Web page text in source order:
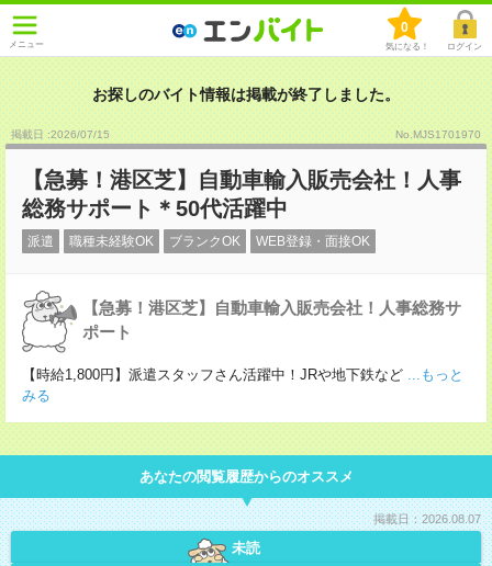
メニュー
0
気になる！ ログイン
お探しのバイト情報は掲載が終了しました。
掲載日 :2026/07/15 No.MJS1701970
【急募！港区芝】自動車輸入販売会社！人事
総務サポート＊50代活躍中
派遣 職種未経験OK ブランクOK WEB登録・面接OK
【急募！港区芝】自動車輸入販売会社！人事総務サ
ポート
【時給1,800円】派遣スタッフさん活躍中！JRや地下鉄など ...もっと
みる
あなたの閲覧履歴からのオススメ
掲載日：2026.08.07
未読